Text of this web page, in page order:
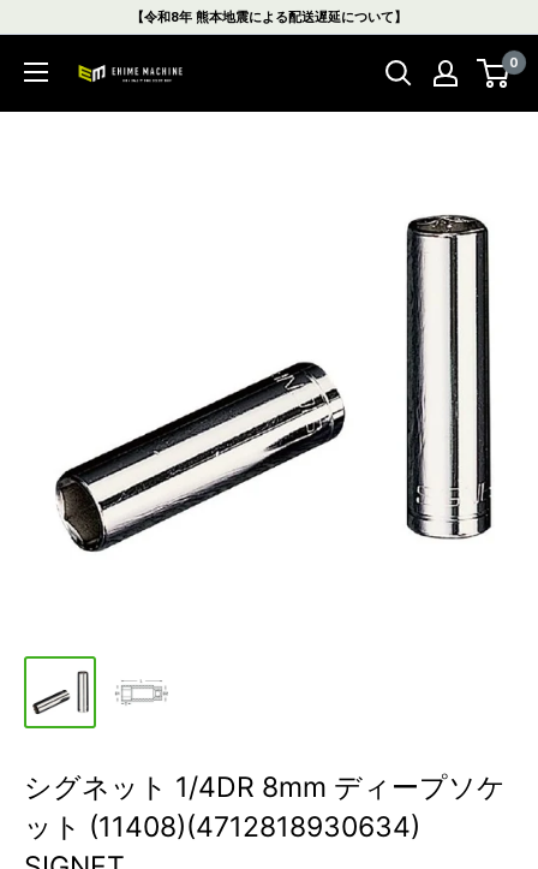
ン
【令和8年 熊本地震による配送遅延について】
エ
0
シグネット 1/4DR 8mm ディープソケ
ット (11408)(4712818930634)